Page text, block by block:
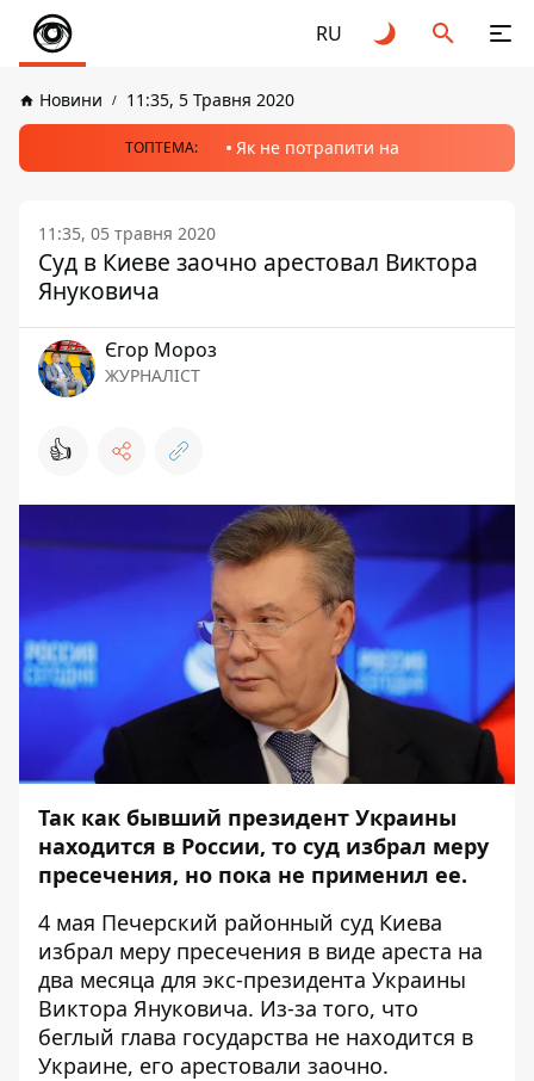
RU
Новини 11:35, 5 Травня 2020
ТОПТЕМА: Як не потрапити на
11:35, 05 травня 2020
Суд в Киеве заочно арестовал Виктора
Януковича
Єгор Мороз
ЖУРНАЛІСТ
👍
Так как бывший президент Украины
находится в России, то суд избрал меру
пресечения, но пока не применил ее.
4 мая Печерский районный суд Киева
избрал меру пресечения в виде ареста на
два месяца для экс-президента Украины
Виктора Януковича. Из-за того, что
беглый глава государства не находится в
Украине, его арестовали заочно.